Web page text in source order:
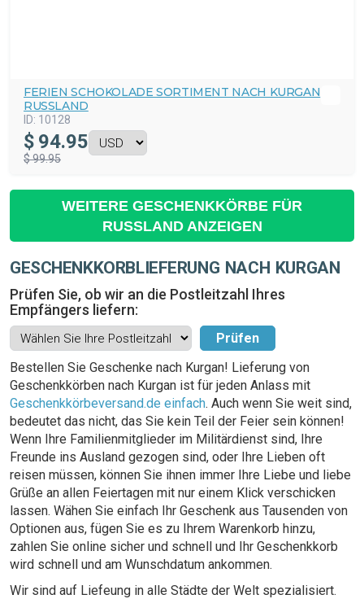
FERIEN SCHOKOLADE SORTIMENT NACH KURGAN
RUSSLAND
ID: 10128
$ 94.95
$ 99.95
WEITERE GESCHENKKÖRBE FÜR
RUSSLAND ANZEIGEN
GESCHENKKORBLIEFERUNG NACH KURGAN
Prüfen Sie, ob wir an die Postleitzahl Ihres
Empfängers liefern:
Bestellen Sie Geschenke nach Kurgan! Lieferung von
Geschenkkörben nach Kurgan ist für jeden Anlass mit
Geschenkkörbeversand.de einfach. Auch wenn Sie weit sind,
bedeutet das nicht, das Sie kein Teil der Feier sein können!
Wenn Ihre Familienmitglieder im Militärdienst sind, Ihre
Freunde ins Ausland gezogen sind, oder Ihre Lieben oft
reisen müssen, können Sie ihnen immer Ihre Liebe und liebe
Grüße an allen Feiertagen mit nur einem Klick verschicken
lassen. Wähen Sie einfach Ihr Geschenk aus Tausenden von
Optionen aus, fügen Sie es zu Ihrem Warenkorb hinzu,
zahlen Sie online sicher und schnell und Ihr Geschenkkorb
wird schnell und am Wunschdatum ankommen.
Wir sind auf Liefeung in alle Städte der Welt spezialisiert.